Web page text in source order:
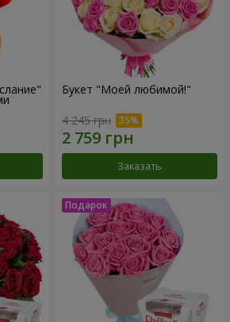
Букет "Моей любимой!"
4 245 грн
Заказать